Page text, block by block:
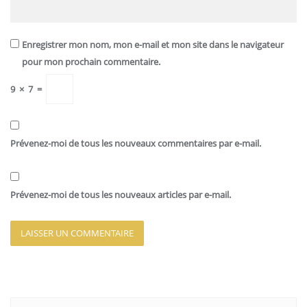
Enregistrer mon nom, mon e-mail et mon site dans le navigateur
pour mon prochain commentaire.
9 × 7 =
Prévenez-moi de tous les nouveaux commentaires par e-mail.
Prévenez-moi de tous les nouveaux articles par e-mail.